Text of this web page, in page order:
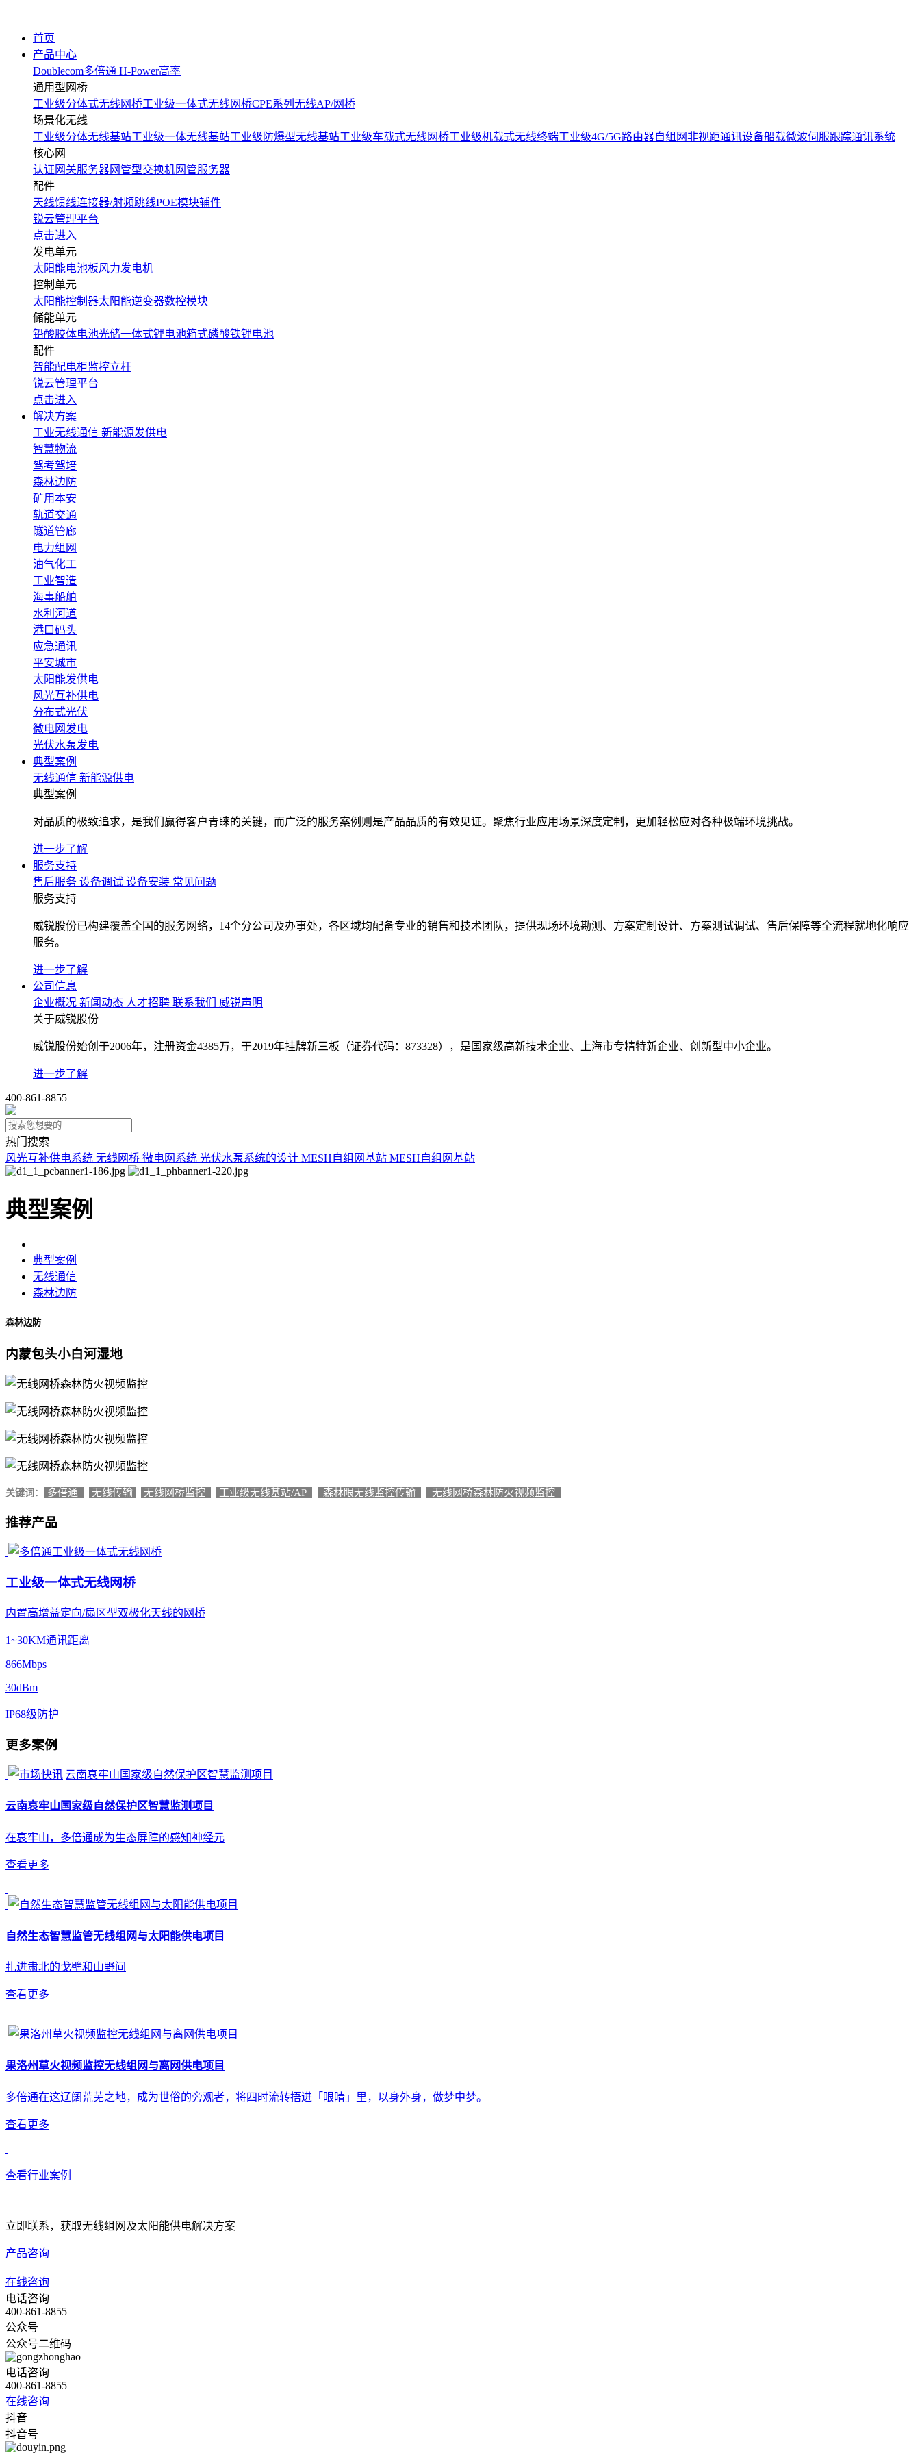
首页
产品中心
Doublecom多倍通 H-Power高率
通用型网桥
工业级分体式无线网桥工业级一体式无线网桥CPE系列无线AP/网桥
场景化无线
工业级分体无线基站工业级一体无线基站工业级防爆型无线基站工业级车载式无线网桥工业级机载式无线终端工业级4G/5G路由器自组网非视距通讯设备船载微波伺服跟踪通讯系统
核心网
认证网关服务器网管型交换机网管服务器
配件
天线馈线连接器/射频跳线POE模块辅件
锐云管理平台
点击进入
发电单元
太阳能电池板风力发电机
控制单元
太阳能控制器太阳能逆变器数控模块
储能单元
铅酸胶体电池光储一体式锂电池箱式磷酸铁锂电池
配件
智能配电柜监控立杆
锐云管理平台
点击进入
解决方案
工业无线通信 新能源发供电
智慧物流
驾考驾培
森林边防
矿用本安
轨道交通
隧道管廊
电力组网
油气化工
工业智造
海事船舶
水利河道
港口码头
应急通讯
平安城市
太阳能发供电
风光互补供电
分布式光伏
微电网发电
光伏水泵发电
典型案例
无线通信 新能源供电
典型案例
对品质的极致追求，是我们赢得客户青睐的关键，而广泛的服务案例则是产品品质的有效见证。聚焦行业应用场景深度定制，更加轻松应对各种极端环境挑战。
进一步了解
服务支持
售后服务 设备调试 设备安装 常见问题
服务支持
威锐股份已构建覆盖全国的服务网络，14个分公司及办事处，各区域均配备专业的销售和技术团队，提供现场环境勘测、方案定制设计、方案测试调试、售后保障等全流程就地化响应
服务。
进一步了解
公司信息
企业概况 新闻动态 人才招聘 联系我们
威锐声明
关于威锐股份
威锐股份始创于2006年，注册资金4385万，于2019年挂牌新三板（证券代码：873328），是国家级高新技术企业、上海市专精特新企业、创新型中小企业。
进一步了解
400-861-8855
热门搜索
风光互补供电系统 无线网桥 微电网系统 光伏水泵系统的设计 MESH自组网基站 MESH自组网基站
典型案例
典型案例
无线通信
森林边防
森林边防
内蒙包头小白河湿地
关键词 ： 多倍通 无线传输 无线网桥监控 工业级无线基站/AP 森林眼无线监控传输 无线网桥森林防火视频监控
推荐产品
工业级一体式无线网桥
内置高增益定向/扇区型双极化天线的网桥
1~30KM通讯距离
866Mbps
30dBm
IP68级防护
更多案例
云南哀牢山国家级自然保护区智慧监测项目
在哀牢山，多倍通成为生态屏障的感知神经元
查看更多
自然生态智慧监管无线组网与太阳能供电项目
扎进肃北的戈壁和山野间
查看更多
果洛州草火视频监控无线组网与离网供电项目
多倍通在这辽阔荒芜之地，成为世俗的旁观者，将四时流转捂进「眼睛」里，以身外身，做梦中梦。
查看更多
查看行业案例
立即联系，获取无线组网及太阳能供电解决方案
产品咨询
在线咨询
电话咨询
400-861-8855
公众号
公众号二维码
电话咨询
400-861-8855
在线咨询
抖音
抖音号